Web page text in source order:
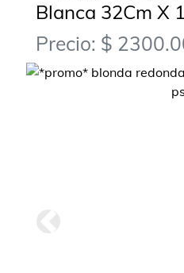
Blanca 32Cm X
Precio: $